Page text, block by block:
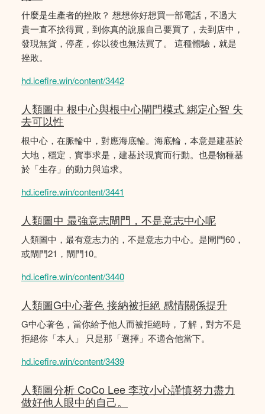
什麼是生產者的挫敗？ 想想你好想買一部電話，不過大
貴一直不捨得買，到你真的說服自己要買了，去到店中，
發現無貨，停產，你以後也無法買了。 這種體驗，就是
挫敗。
hd.icefire.win/content/3442
人類圖中 根中心與根中心閘門模式 綁定心智 失
去可以性
根中心，在脈輪中，對應海底輪。海底輪，本意是建基於
大地，穩定，實事求是，建基於現實而行動。也是物種基
於「生存」的動力與追求。
hd.icefire.win/content/3441
人類圖中 最強意志閘門，不是意志中心呢
人類圖中，最有意志力的，不是意志力中心。是閘門60，
或閘門21，閘門10。
hd.icefire.win/content/3440
人類圖G中心著色 接納被拒絕 感情關係提升
G中心著色，當你給予他人而被拒絕時，了解，對方不是
拒絕你「本人」 只是那「選擇」不適合他當下。
hd.icefire.win/content/3439
人類圖分析 CoCo Lee 李玟小心謹慎努力盡力
做好他人眼中的自己。